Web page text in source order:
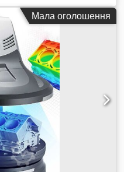
в експлуатацію. -
Легкі у використанні й
для досвідчених
Мала оголошення